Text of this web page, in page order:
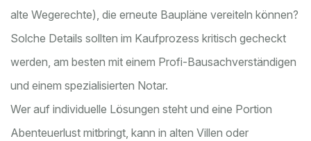
alte Wegerechte), die erneute Baupläne vereiteln können?
Solche Details sollten im Kaufprozess kritisch gecheckt
werden, am besten mit einem Profi-Bausachverständigen
und einem spezialisierten Notar.
Wer auf individuelle Lösungen steht und eine Portion
Abenteuerlust mitbringt, kann in alten Villen oder